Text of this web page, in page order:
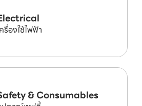
รื่องใช้ไฟฟ้า
& Consumables